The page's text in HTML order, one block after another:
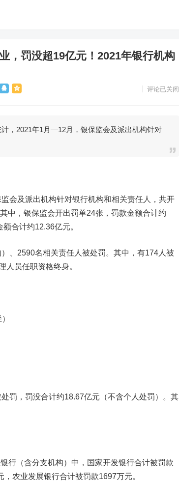
，罚没超19亿元！2021年银行机构
评论已关闭
年1月—12月，银保监会及派出机构针对
及派出机构针对银行机构和相关责任人，共开
中，银保监会开出罚单24张 ，罚款金额合计约
额合计约12.36亿元。
、 2590名相关责任人被处罚。其中，有174人被
人员任职资格终身。
罚，罚没合计约18.67亿元（不含个人处罚）。其
行 （含分支机构）中， 国家开发银行合计被罚款
， 农业发展银行合计被罚款1697万元。